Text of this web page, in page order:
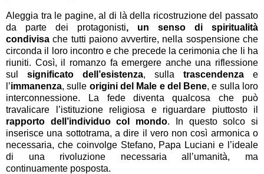
Aleggia tra le pagine, al di là della ricostruzione del passato
da parte dei protagonisti, un senso di spiritualità
condivisa che tutti paiono avvertire, nella sospensione che
circonda il loro incontro e che precede la cerimonia che li ha
riuniti. Così, il romanzo fa emergere anche una riflessione
sul significato dell’esistenza, sulla trascendenza e
l’immanenza, sulle origini del Male e del Bene, e sulla loro
interconnessione. La fede diventa qualcosa che può
travalicare l’istituzione religiosa e riguardare piuttosto il
rapporto dell’individuo col mondo. In questo solco si
inserisce una sottotrama, a dire il vero non così armonica o
necessaria, che coinvolge Stefano, Papa Luciani e l’ideale
di una rivoluzione necessaria all’umanità, ma
continuamente posposta.